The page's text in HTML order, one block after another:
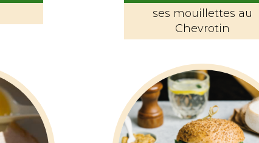
ses mouillettes au
Chevrotin